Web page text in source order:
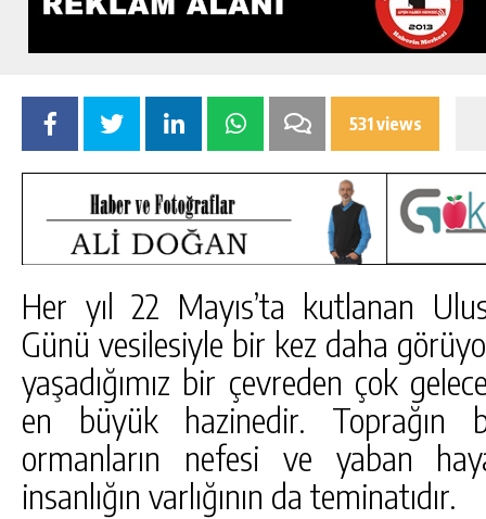
531 views
Her yıl 22 Mayıs’ta kutlanan
Günü vesilesiyle bir kez daha
yaşadığımız bir çevreden çok
en büyük hazinedir. Toprağın
ormanların nefesi ve yaban
insanlığın varlığının da teminatıdır.